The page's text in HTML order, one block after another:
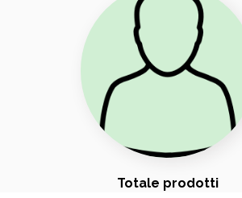
Totale prodotti